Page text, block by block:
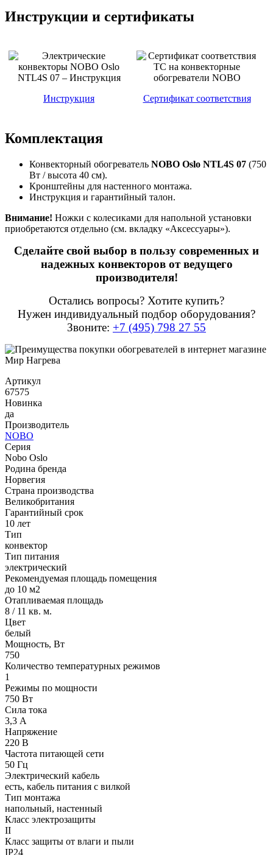
Инструкции и сертификаты
Инструкция Сертификат соответствия
Комплектация
Конвекторный обогреватель NOBO Oslo NTL4S 07 (750
Вт / высота 40 см).
Кронштейны для настенного монтажа.
Инструкция и гарантийный талон.
Внимание! Ножки с колесиками для напольной установки
приобретаются отдельно (см. вкладку «Аксессуары»).
Сделайте свой выбор в пользу современных и
надежных конвекторов от ведущего
производителя!
Остались вопросы? Хотите купить?
Нужен индивидуальный подбор оборудования?
Звоните: +7 (495) 798 27 55
Артикул
67575
Новинка
да
Производитель
NOBO
Серия
Nobo Oslo
Родина бренда
Норвегия
Страна производства
Великобритания
Гарантийный срок
10 лет
Тип
конвектор
Тип питания
электрический
Рекомендуемая площадь помещения
до 10 м2
Отапливаемая площадь
8 / 11 кв. м.
Цвет
белый
Мощность, Вт
750
Количество температурных режимов
1
Режимы по мощности
750 Вт
Сила тока
3,3 А
Напряжение
220 В
Частота питающей сети
50 Гц
Электрический кабель
есть, кабель питания с вилкой
Тип монтажа
напольный, настенный
Класс электрозащиты
II
Класс защиты от влаги и пыли
IP24